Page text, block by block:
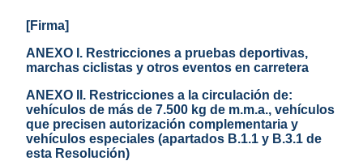
[Firma]
ANEXO I. Restricciones a pruebas deportivas,
marchas ciclistas y otros eventos en carretera
ANEXO II. Restricciones a la circulación de:
vehículos de más de 7.500 kg de m.m.a., vehículos
que precisen autorización complementaria y
vehículos especiales (apartados B.1.1 y B.3.1 de
esta Resolución)